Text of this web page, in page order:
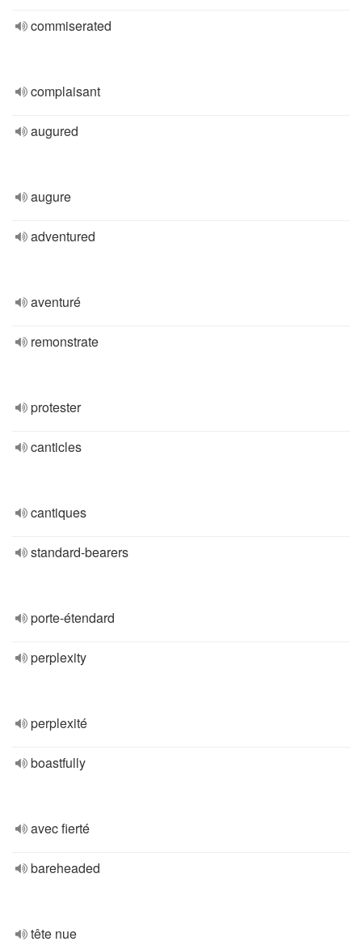
commiserated
complaisant
augured
augure
adventured
aventuré
remonstrate
protester
canticles
cantiques
standard-bearers
porte-étendard
perplexity
perplexité
boastfully
avec fierté
bareheaded
tête nue